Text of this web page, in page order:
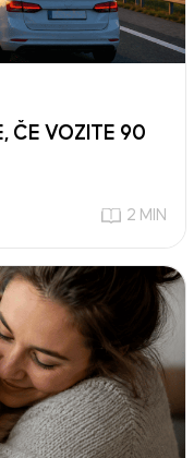
ČE VOZITE 90
2 MIN